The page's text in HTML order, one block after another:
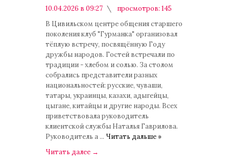
10.04.2026 в 09:27
просмотров: 145
В Цивильском центре общения старшего
поколения клуб "Гурманка" организовал
тёплую встречу, посвящённую Году
дружбы народов. Гостей встречали по
традиции - хлебом и солью. За столом
собрались представители разных
национальностей: русские, чуваши,
татары, украинцы, казахи, адыгейцы,
цыгане, китайцы и другие народы. Всех
приветствовала руководитель
клиентской службы Наталья Гаврилова.
Руководитель а ... Читать дальше »
Читать далее →